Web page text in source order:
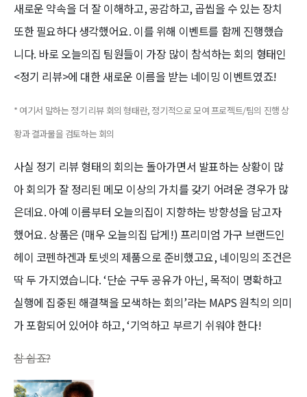
새로운 약속을 더 잘 이해하고, 공감하고, 곱씹을 수 있는 장치
또한 필요하다 생각했어요. 이를 위해 이벤트를 함께 진행했습
니다. 바로 오늘의집 팀원들이 가장 많이 참석하는 회의 형태인
<정기 리뷰>에 대한 새로운 이름을 받는 네이밍 이벤트였죠!
* 여기서 말하는 정기 리뷰 회의 형태란, 정기적으로 모여 프로젝트/팀의 진행 상
황과 결과물을 검토하는 회의
사실 정기 리뷰 형태의 회의는 돌아가면서 발표하는 상황이 많
아 회의가 잘 정리된 메모 이상의 가치를 갖기 어려운 경우가 많
은데요. 아예 이름부터 오늘의집이 지향하는 방향성을 담고자
했어요. 상품은 (매우 오늘의집 답게!) 프리미엄 가구 브랜드인
헤이 코펜하겐과 토넷의 제품으로 준비했고요, 네이밍의 조건은
딱 두 가지였습니다. ‘단순 구두 공유가 아닌, 목적이 명확하고
실행에 집중된 해결책을 모색하는 회의’라는 MAPS 원칙의 의미
가 포함되어 있어야 하고, ‘기억하고 부르기 쉬워야 한다!
참 쉽죠?